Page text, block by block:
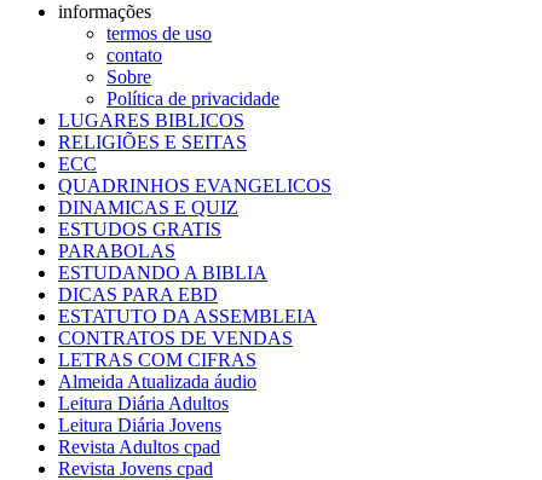
informações
termos de uso
contato
Sobre
Política de privacidade
LUGARES BIBLICOS
RELIGIÕES E SEITAS
ECC
QUADRINHOS EVANGELICOS
DINAMICAS E QUIZ
ESTUDOS GRATIS
PARABOLAS
ESTUDANDO A BIBLIA
DICAS PARA EBD
ESTATUTO DA ASSEMBLEIA
CONTRATOS DE VENDAS
LETRAS COM CIFRAS
Almeida Atualizada áudio
Leitura Diária Adultos
Leitura Diária Jovens
Revista Adultos cpad
Revista Jovens cpad